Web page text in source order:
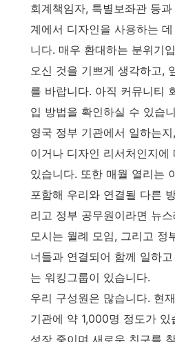
회계책임자, 특별보좌관 등
계에서 디자인을 사용하는
니다. 매우 환대하는 분위기
오신 것을 기쁘게 생각하고,
를 바랍니다. 아직 커뮤니티
입 방법을 확인하실 수 있습
영국 정부 기관에서 일하는
이거나 디자인 리서처인지에
있습니다. 또한 매월 열리는
포함해 우리와 연결될 다른
리고 정부 공무원이라면 뉴
모시는 월례 모임, 그리고 정
너들과 연결되어 함께 일하
는 워킹그룹이 있습니다.
우리 구성원은 많습니다. 현
기관에 약 1,000명 정도가
성장 중이며 새로운 친구를